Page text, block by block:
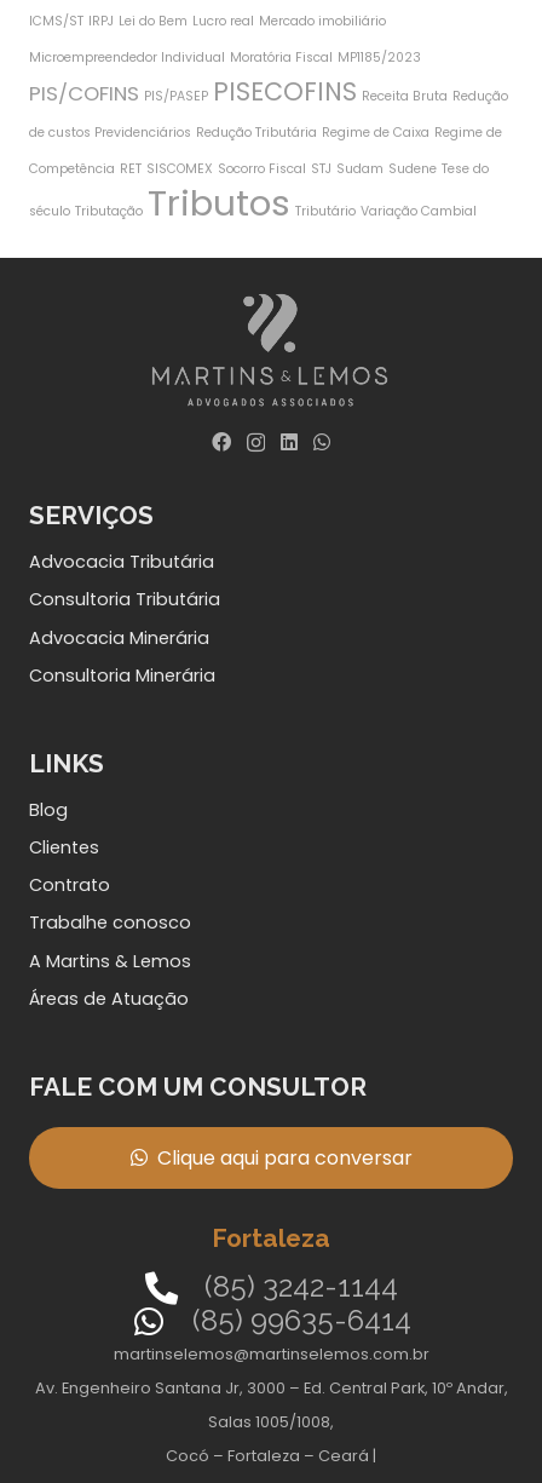
ICMS/ST IRPJ Lei do Bem Lucro real Mercado imobiliário
Microempreendedor Individual Moratória Fiscal MP1185/2023
PIS/COFINS PIS/PASEP PISECOFINS Receita Bruta Redução
de custos Previdenciários Redução Tributária Regime de Caixa Regime de
Competência RET SISCOMEX Socorro Fiscal STJ Sudam Sudene Tese do
século Tributação Tributos Tributário Variação Cambial
SERVIÇOS
Advocacia Tributária
Consultoria Tributária
Advocacia Minerária
Consultoria Minerária
LINKS
Blog
Clientes
Contrato
Trabalhe conosco
A Martins & Lemos
Áreas de Atuação
FALE COM UM CONSULTOR
Clique aqui para conversar
Fortaleza
(85) 3242-1144
(85) 99635-6414
martinselemos@martinselemos.com.br
Av. Engenheiro Santana Jr, 3000 – Ed. Central Park, 10º Andar,
Salas 1005/1008,
Cocó – Fortaleza – Ceará |